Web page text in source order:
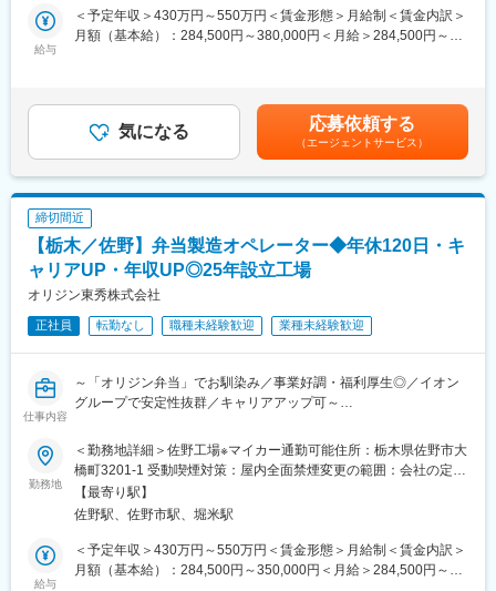
変更の範囲：会社の定める業務
・新たな生産設備の導入等の生産性向上提案
・その他、工務に関わる全ての業務
・製造業務（新規工場のため）
・基本8：00～17：00の日勤です。
※今後の体制変更に伴い10：00～20：00、5：30～14：30等の勤
務時間の可能性があります。
◆佐野工場について：
2025年5月に開設した新しい工場です。生産能力の増強を図りな
がらサステナブルな資源循環型の製造拠点として、主にカット野
菜の製造を行っています。
■将来のキャリアパス：
〇入社後、工務経験レベルに合わせ、当工場の工務担当者に必要
な教育を実施いたします。
験・知識・技術を習得していただき、まずは工務GPのMGR（管
理者）を目指していただきます。
〇工務GPのMGR以外にも製造・開発・人事総務など他の専門分
野への異動希望を出すことも可能です。
※年1回の昇格試験と、年2回の目標面談があり、適正な評価によ
ってきちんと賞与や昇給・昇格に連動します。しっかり収入面に
反映されます。
給与
＜予定年収＞430万円～550万円＜賃金形態＞月給制＜賃金内訳＞
月額（基本給）：284,500円～380,000円＜月給＞284,500円～
り、選考を通じて上下する可能性があります。月給(月額)は固定手
当を含めた表記です。
気になる 応募依頼する
（エージェントサービス）
締切間近
【栃木／佐野】弁当製造オペレーター◆年休120日・キ
ャリアUP・年収UP◎25年設立工場
オリジン東秀株式会社
正社員 転勤なし 職種未経験歓迎 業種未経験歓迎
仕事内容
～「オリジン弁当」でお馴染み／事業好調・福利厚生◎／イオン
グループで安定性抜群／キャリアアップ可～
■具体的な業務内容：
・食品製造工場での製造業務（野菜カット作業、パック詰め）稼
働計画、歩留まり管理、スタッフ教育など
・品質、食品安全を守る為の衛生管理、教育
・生産性向上の為の改善活動
・その他、製造に関わる業務全般（入荷対応・出荷対応・清掃
等）
勤務地
＜勤務地詳細＞佐野工場※マイカー通勤可能住所：栃木県佐野市大
橋町3201-1 受動喫煙対策：屋内全面禁煙変更の範囲：会社の定め
る事業所
【最寄り駅】
佐野駅、佐野市駅、堀米駅
給与
＜予定年収＞430万円～550万円＜賃金形態＞月給制＜賃金内訳＞
月額（基本給）：284,500円～350,000円＜月給＞284,500円～